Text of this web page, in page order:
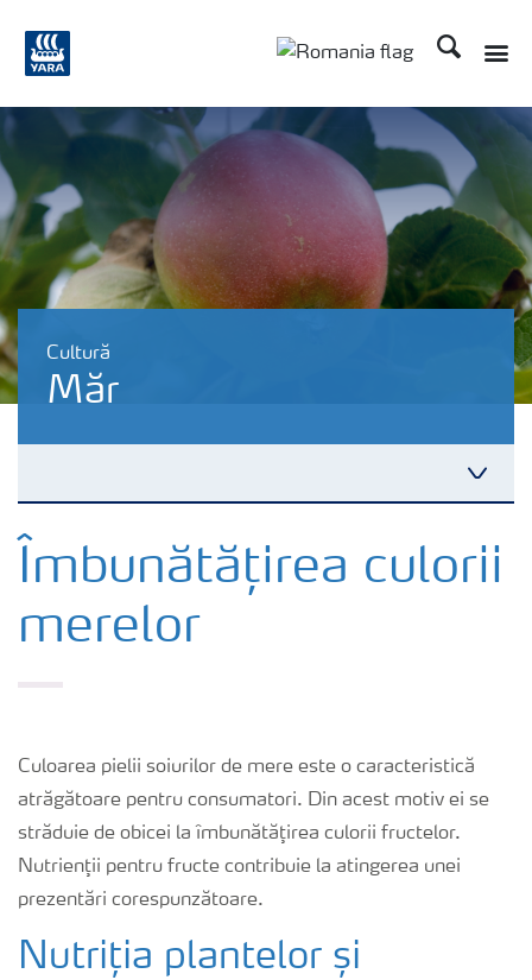
Căutare
Cultură
Măr
Cultură
Produse
Norme de siguranță
Îmbunătățirea culorii
merelor
Culoarea pielii soiurilor de mere este o caracteristică
atrăgătoare pentru consumatori. Din acest motiv ei se
străduie de obicei la îmbunătăţirea culorii fructelor.
Nutrienţii pentru fructe contribuie la atingerea unei
prezentări corespunzătoare.
Nutriția plantelor și